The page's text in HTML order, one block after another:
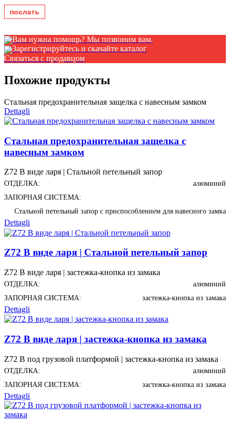
Вам нужна помощь? Мы позвоним вам.
Зарегистрируйтесь и скачайте каталог
Связаться с продавцом
Похожие продукты
Стальная предохранительная защелка с навесным замком
Dettagli
Стальная предохранительная защелка с
навесным замком
Z72 В виде ларя | Стальной петельный запор
ОТДЕЛКА:
алюминий
ЗАПОРНАЯ СИСТЕМА:
Стальной петельный запор с приспособлением для навесного замка
Dettagli
Z72 В виде ларя | Стальной петельный запор
Z72 В виде ларя | застежка-кнопка из замака
ОТДЕЛКА:
алюминий
ЗАПОРНАЯ СИСТЕМА:
застежка-кнопка из замака
Dettagli
Z72 В виде ларя | застежка-кнопка из замака
Z72 В под грузовой платформой | застежка-кнопка из замака
ОТДЕЛКА:
алюминий
ЗАПОРНАЯ СИСТЕМА:
застежка-кнопка из замака
Dettagli